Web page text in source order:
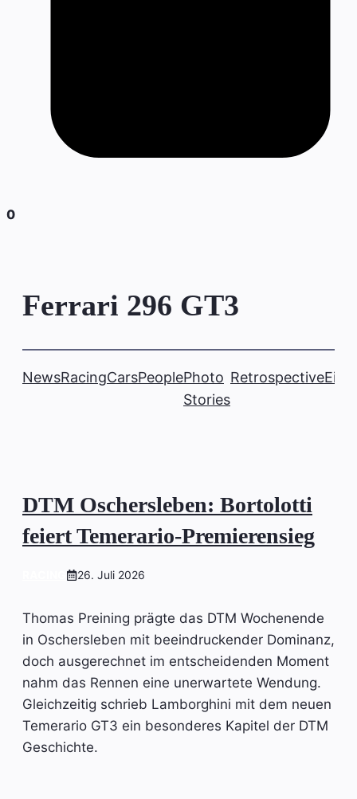
0
Ferrari 296 GT3
NewsRacingCarsPeoplePhoto
Stories
Retrospective
DTM Oschersleben: Bortolotti
feiert Temerario-Premierensieg
26. Juli 2026
Thomas Preining prägte das DTM Wochenende
in Oschersleben mit beeindruckender Dominanz,
doch ausgerechnet im entscheidenden Moment
nahm das Rennen eine unerwartete Wendung.
Gleichzeitig schrieb Lamborghini mit dem neuen
Temerario GT3 ein besonderes Kapitel der DTM
Geschichte.